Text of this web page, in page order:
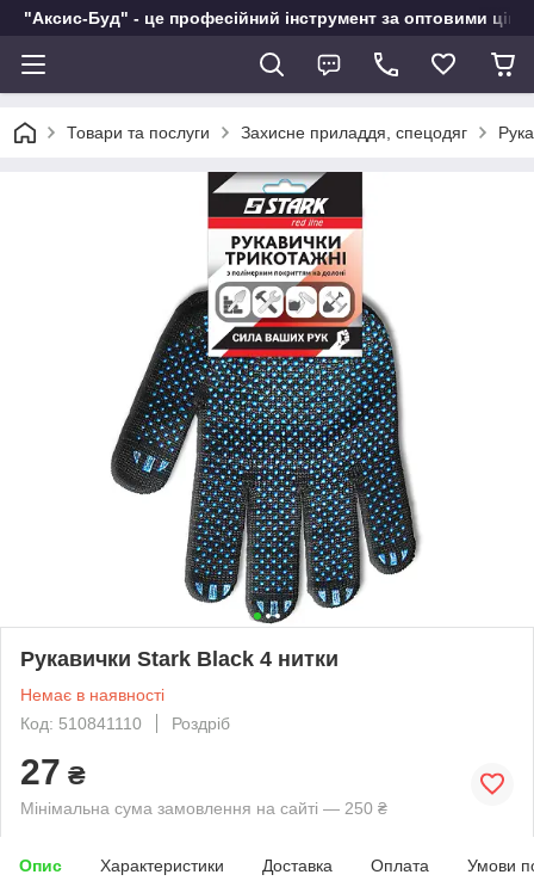
"Аксис-Буд" - це професійний інструмент за оптовими
Товари та послуги Захисне приладдя, спецодяг
Рукавички Stark Black 4 нитки
Немає в наявності
Код: 510841110
Роздріб
27 ₴
Мінімальна сума замовлення на сайті — 250 ₴
Опис Характеристики Доставка Оплата Умови